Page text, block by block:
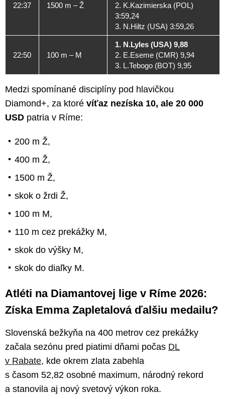
22:37 1500 m – Ž
2. K.Kazimierska (POL)
3:59,24
3. N.Hiltz (USA) 3:59,26
22:50 100 m – M
1. N.Lyles (USA) 9,88
2. E.Eseme (CMR) 9,94
3. L.Tebogo (BOT) 9,95
Medzi spomínané disciplíny pod hlavičkou
Diamond+, za ktoré víťaz nezíska 10, ale 20 000
USD patria v Ríme:
200 m Ž,
400 m Ž,
1500 m Ž,
skok o žrdi Ž,
100 m M,
110 m cez prekážky M,
skok do výšky M,
skok do diaľky M.
Atléti na Diamantovej lige v Ríme 2026:
Získa Emma Zapletalová ďalšiu medailu?
Slovenská bežkyňa na 400 metrov cez prekážky
začala sezónu pred piatimi dňami počas DL
v Rabate, kde okrem zlata zabehla
s časom 52,82 osobné maximum, národný rekord
a stanovila aj nový svetový výkon roka.